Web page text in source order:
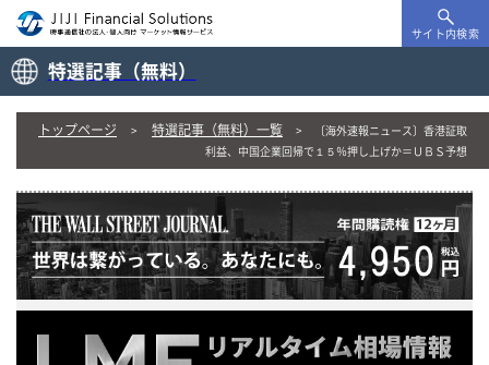
サイト内検索
特選記事（無料）
トップページ 特選記事（無料）一覧
〔海外速報ニュース〕香港証取
利益、中国企業回帰で１５％押し上げか＝ＵＢＳ予想